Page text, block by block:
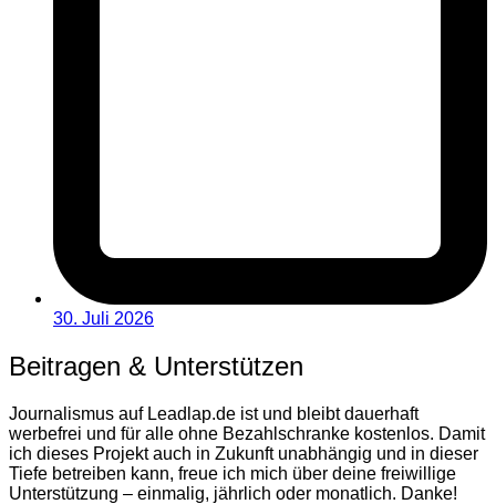
30. Juli 2026
Beitragen & Unterstützen
Journalismus auf Leadlap.de ist und bleibt dauerhaft
werbefrei und für alle ohne Bezahlschranke kostenlos. Damit
ich dieses Projekt auch in Zukunft unabhängig und in dieser
Tiefe betreiben kann, freue ich mich über deine freiwillige
Unterstützung – einmalig, jährlich oder monatlich. Danke!